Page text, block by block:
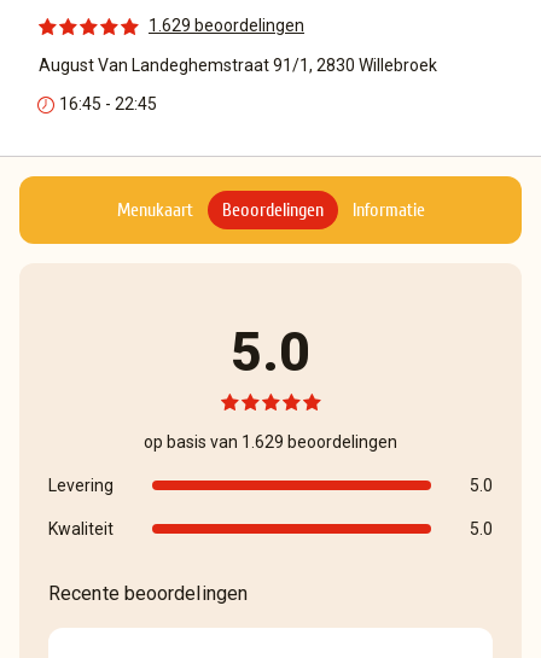
1.629 beoordelingen
August Van Landeghemstraat 91/1, 2830 Willebroek
16:45 - 22:45
Menukaart Beoordelingen Informatie
5.0
op basis van 1.629 beoordelingen
Levering 5.0
Kwaliteit 5.0
Recente beoordelingen